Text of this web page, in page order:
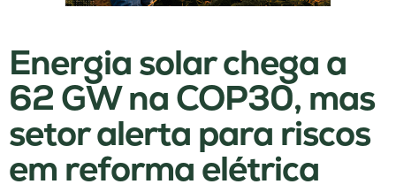
Energia solar chega a
62 GW na COP30, mas
setor alerta para riscos
em reforma elétrica